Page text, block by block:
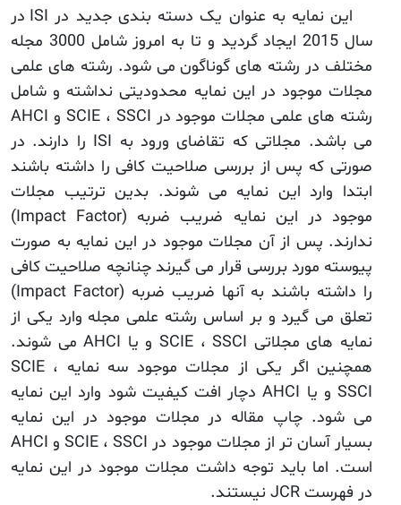
این نمایه به عنوان یک دسته بندی جدید در ISI در
سال 2015 ایجاد گردید و تا به امروز شامل 3000 مجله
مختلف در رشته های گوناگون می شود. رشته های علمی
مجلات موجود در این نمایه محدودیتی نداشته و شامل
رشته های علمی مجلات موجود در SCIE ، SSCI و AHCI
می باشد. مجلاتی که تقاضای ورود به ISI را دارند. در
صورتی که پس از بررسی صلاحیت کافی را داشته باشند
ابتدا وارد این نمایه می شوند. بدین ترتیب مجلات
موجود در این نمایه ضریب ضربه (Impact Factor)
ندارند. پس از آن مجلات موجود در این نمایه به صورت
پیوسته مورد بررسی قرار می گیرند چنانچه صلاحیت کافی
را داشته باشند به آنها ضریب ضربه (Impact Factor)
تعلق می گیرد و بر اساس رشته علمی مجله وارد یکی از
نمایه های مجلاتی SCIE ، SSCI و یا AHCI می شوند.
همچنین اگر یکی از مجلات موجود سه نمایه SCIE ،
SSCI و یا AHCI دچار افت کیفیت شود وارد این نمایه
می شود. چاپ مقاله در مجلات موجود در این نمایه
بسیار آسان تر از مجلات موجود در SCIE ، SSCI و AHCI
است. اما باید توجه داشت مجلات موجود در این نمایه
در فهرست JCR نیستند.